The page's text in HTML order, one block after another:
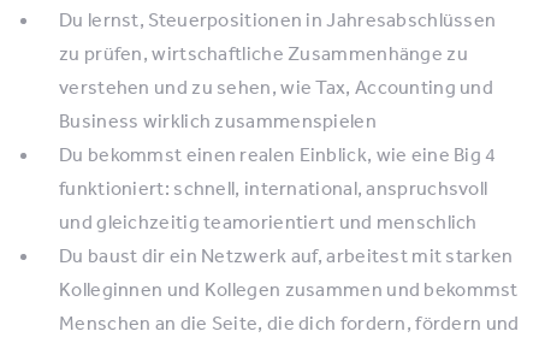
Du lernst, Steuerpositionen in Jahresabschlüssen
zu prüfen, wirtschaftliche Zusammenhänge zu
verstehen und zu sehen, wie Tax, Accounting und
Business wirklich zusammenspielen
Du bekommst einen realen Einblick, wie eine Big 4
funktioniert: schnell, international, anspruchsvoll
und gleichzeitig teamorientiert und menschlich
Du baust dir ein Netzwerk auf, arbeitest mit starken
Kolleginnen und Kollegen zusammen und bekommst
Menschen an die Seite, die dich fordern, fördern und